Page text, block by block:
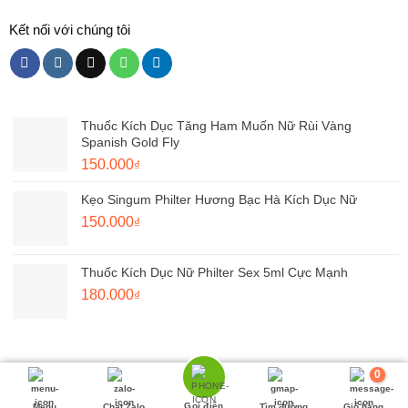
Kết nối với chúng tôi
Thuốc Kích Dục Tăng Ham Muốn Nữ Rùi Vàng
Spanish Gold Fly
Giá
là:
180.000₫.
150.000₫
tại
Kẹo Singum Philter Hương Bạc Hà Kích Dục Nữ
Giá
220.000₫.
150.000₫
là:
Thuốc Kích Dục Nữ Philter Sex 5ml Cực Mạnh
Giá
180.000₫
180.000₫.
© Dựng trang bởi Đồ Chơi Người Lớn| Tình Dục 18
Gọi điện
0